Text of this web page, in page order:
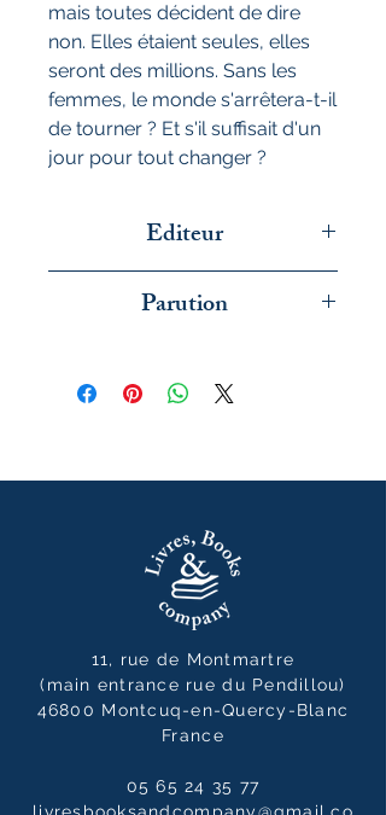
mais toutes décident de dire
non. Elles étaient seules, elles
seront des millions. Sans les
femmes, le monde s'arrêtera-t-il
de tourner ? Et s'il suffisait d'un
jour pour tout changer ?
Editeur
Parution
11, rue de Montmartre
(main entrance rue du Pendillou)
46800 Montcuq-en-Quercy-Blanc
France
05 65 24 35 77